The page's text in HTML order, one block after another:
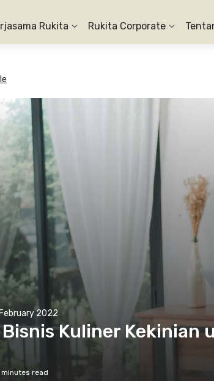
Rukita Rukita Corporate
2022
Kuliner Kekinian
minutes read